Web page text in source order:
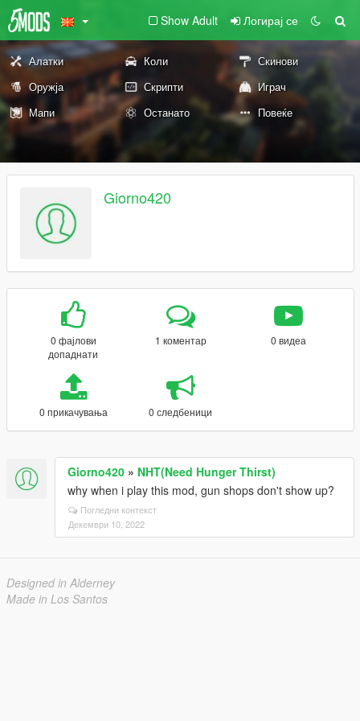
Show Adult Логирај се
Алатки Коли
Скинови
Оружја
Скрипти
Играч
Мапи
Останато Повеќе
Giorno420
0 фајлови
допаднати
1 коментар 0 видеа
0 прикачувања 0 следбеници
Giorno420 » NHT(Need Hunger Thirst)
why when i play this mod, gun shops don't show up?
Погледни контекст
Декември 10, 2022
Designed in Alderney
Made in Los Santos